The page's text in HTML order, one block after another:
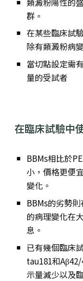
群。
在某些臨床試
除有類澱粉病
當切點設定需
量的受試者
在臨床試驗中
BBMs相比於
小，價格更便
變化。
BBMs的劣勢
的病理變化在
息。
已有幾個臨床
tau181和
示量減少以及